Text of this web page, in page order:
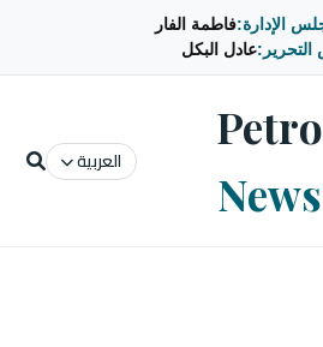
الإدارة:فاطمة الفار
عادل البكل
Petro
News
العربية